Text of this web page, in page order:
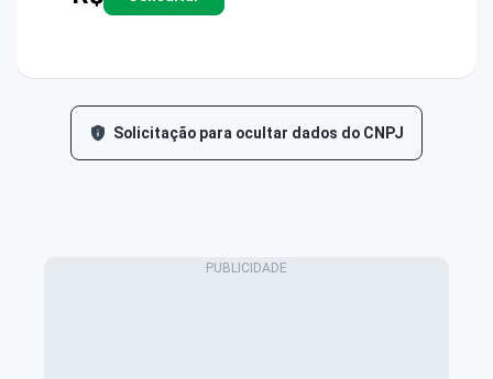
Solicitação para ocultar dados do CNPJ